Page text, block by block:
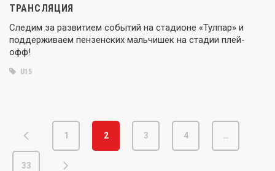
ТРАНСЛЯЦИЯ
Следим за развитием событий на стадионе «Тулпар» и
поддерживаем пензенских мальчишек на стадии плей-
офф!
U15
1 2 3 4 …
33